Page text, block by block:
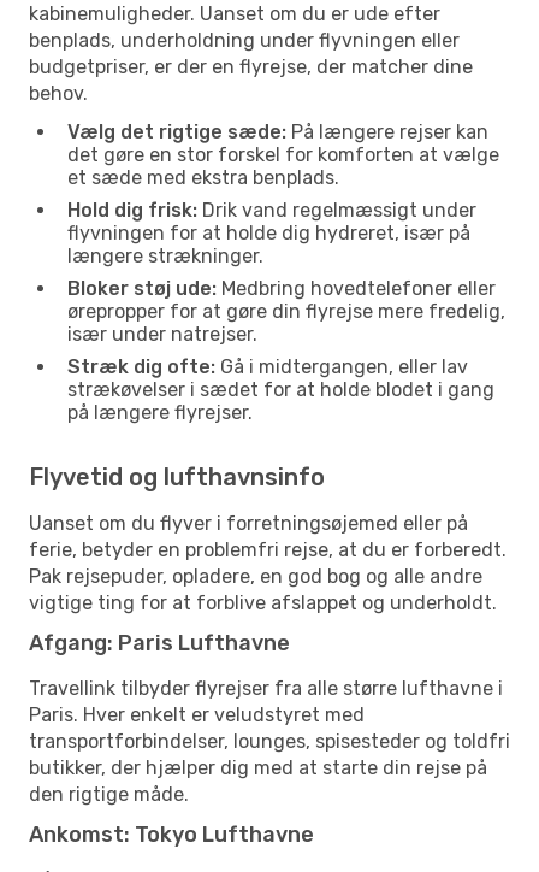
kabinemuligheder. Uanset om du er ude efter
benplads, underholdning under flyvningen eller
budgetpriser, er der en flyrejse, der matcher dine
behov.
Vælg det rigtige sæde: På længere rejser kan
det gøre en stor forskel for komforten at vælge
et sæde med ekstra benplads.
Hold dig frisk: Drik vand regelmæssigt under
flyvningen for at holde dig hydreret, især på
længere strækninger.
Bloker støj ude: Medbring hovedtelefoner eller
ørepropper for at gøre din flyrejse mere fredelig,
især under natrejser.
Stræk dig ofte: Gå i midtergangen, eller lav
strækøvelser i sædet for at holde blodet i gang
på længere flyrejser.
Flyvetid og lufthavnsinfo
Uanset om du flyver i forretningsøjemed eller på
ferie, betyder en problemfri rejse, at du er forberedt.
Pak rejsepuder, opladere, en god bog og alle andre
vigtige ting for at forblive afslappet og underholdt.
Afgang: Paris Lufthavne
Travellink tilbyder flyrejser fra alle større lufthavne i
Paris. Hver enkelt er veludstyret med
transportforbindelser, lounges, spisesteder og toldfri
butikker, der hjælper dig med at starte din rejse på
den rigtige måde.
Ankomst: Tokyo Lufthavne